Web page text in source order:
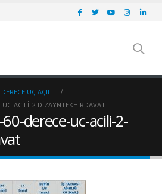
UÇ AÇILI
ACILI-2-DIZAYNTEKHIRDAVAT
derece-uc-acili-2-